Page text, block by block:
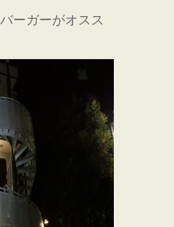
ーガーがオスス